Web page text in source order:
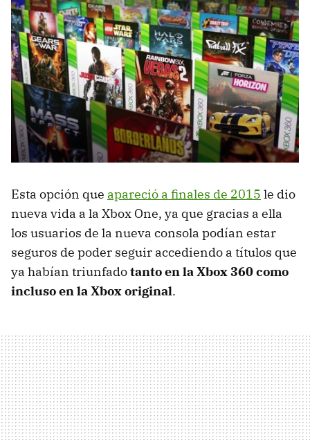
Esta opción que apareció a finales de 2015 le dio
nueva vida a la Xbox One, ya que gracias a ella
los usuarios de la nueva consola podían estar
seguros de poder seguir accediendo a títulos que
ya habían triunfadotanto en la Xbox 360 como
incluso en la Xbox original.